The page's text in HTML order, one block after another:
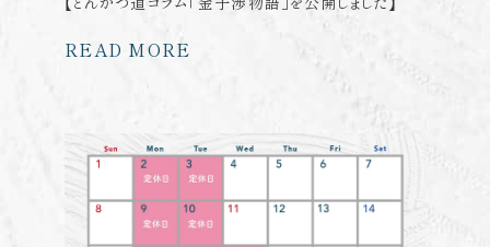
【とんかつ道コラム「金子渉物語」を公開しました】
READ MORE